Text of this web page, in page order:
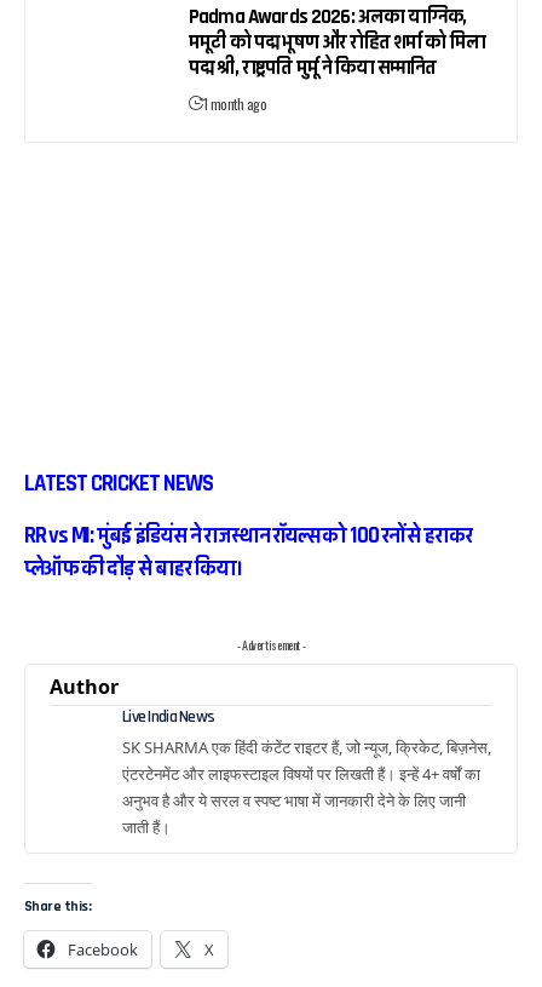
Padma Awards 2026: अलका याग्निक,
ममूटी को पद्म भूषण और रोहित शर्मा को मिला
पद्म श्री, राष्ट्रपति मुर्मू ने किया सम्मानित
1 month ago
LATEST CRICKET NEWS
RR vs MI: मुंबई इंडियंस ने राजस्थान रॉयल्स को 100 रनों से हराकर
प्लेऑफ की दौड़ से बाहर किया।
- Advertisement -
Author
Live India News
SK SHARMA एक हिंदी कंटेंट राइटर हैं, जो न्यूज, क्रिकेट, बिज़नेस,
एंटरटेनमेंट और लाइफस्टाइल विषयों पर लिखती हैं। इन्हें 4+ वर्षों का
अनुभव है और ये सरल व स्पष्ट भाषा में जानकारी देने के लिए जानी
जाती हैं।
Share this:
Facebook X